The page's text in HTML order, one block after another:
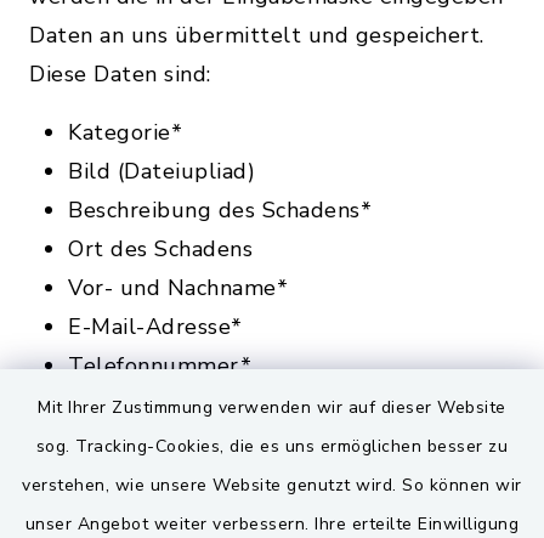
Mit Ihrer Zustimmung verwenden wir auf dieser Website
sog. Tracking-Cookies, die es uns ermöglichen besser zu
verstehen, wie unsere Website genutzt wird. So können wir
unser Angebot weiter verbessern. Ihre erteilte Einwilligung
Daten an uns übermittelt und gespeichert.
Diese Daten sind:
Kategorie*
Bild (Dateiupliad)
Beschreibung des Schadens*
Ort des Schadens
Vor- und Nachname*
E-Mail-Adresse*
Telefonnummer*
Für die Verarbeitung der Daten wird im
Rahmen des Absendevorgangs Ihre